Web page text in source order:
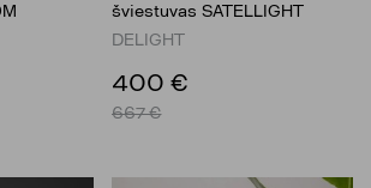
šviestuvas SATELLIGHT
DELIGHT
400 €
667 €